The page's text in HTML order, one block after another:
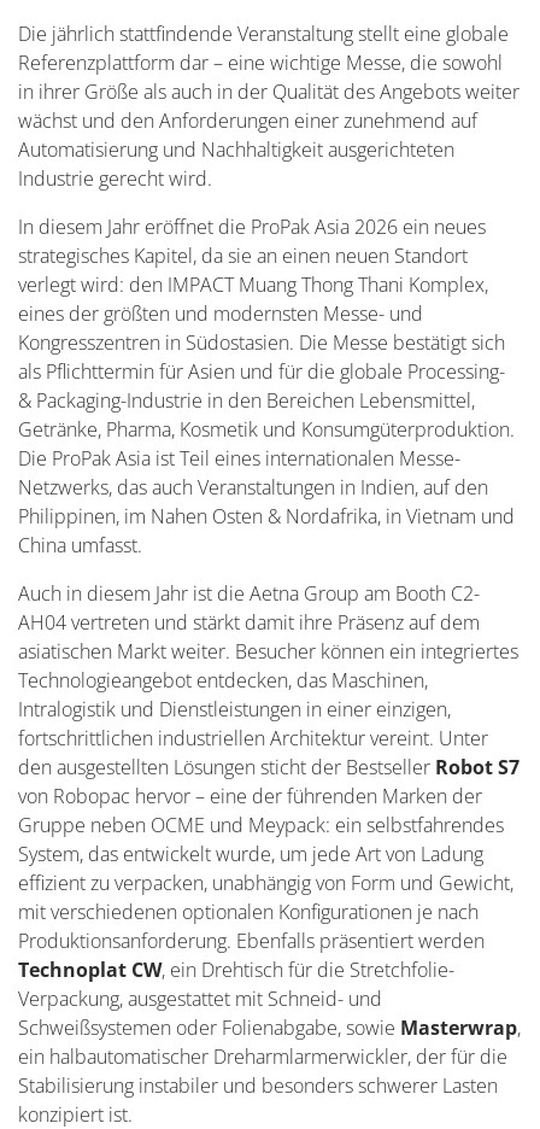
Die jährlich stattfindende Veranstaltung stellt eine globale
Referenzplattform dar – eine wichtige Messe, die sowohl
in ihrer Größe als auch in der Qualität des Angebots weiter
wächst und den Anforderungen einer zunehmend auf
Automatisierung und Nachhaltigkeit ausgerichteten
Industrie gerecht wird.
In diesem Jahr eröffnet die ProPak Asia 2026 ein neues
strategisches Kapitel, da sie an einen neuen Standort
verlegt wird: den IMPACT Muang Thong Thani Komplex,
eines der größten und modernsten Messe- und
Kongresszentren in Südostasien. Die Messe bestätigt sich
als Pflichttermin für Asien und für die globale Processing-
& Packaging-Industrie in den Bereichen Lebensmittel,
Getränke, Pharma, Kosmetik und Konsumgüterproduktion.
Die ProPak Asia ist Teil eines internationalen Messe-
Netzwerks, das auch Veranstaltungen in Indien, auf den
Philippinen, im Nahen Osten & Nordafrika, in Vietnam und
China umfasst.
Auch in diesem Jahr ist die Aetna Group am Booth C2-
AH04 vertreten und stärkt damit ihre Präsenz auf dem
asiatischen Markt weiter. Besucher können ein integriertes
Technologieangebot entdecken, das Maschinen,
Intralogistik und Dienstleistungen in einer einzigen,
fortschrittlichen industriellen Architektur vereint. Unter
den ausgestellten Lösungen sticht der Bestseller Robot S7
von Robopac hervor – eine der führenden Marken der
Gruppe neben OCME und Meypack: ein selbstfahrendes
System, das entwickelt wurde, um jede Art von Ladung
effizient zu verpacken, unabhängig von Form und Gewicht,
mit verschiedenen optionalen Konfigurationen je nach
Produktionsanforderung. Ebenfalls präsentiert werden
Technoplat CW, ein Drehtisch für die Stretchfolie-
Verpackung, ausgestattet mit Schneid- und
Schweißsystemen oder Folienabgabe, sowie Masterwrap,
ein halbautomatischer Dreharmlarmerwickler, der für die
Stabilisierung instabiler und besonders schwerer Lasten
konzipiert ist.